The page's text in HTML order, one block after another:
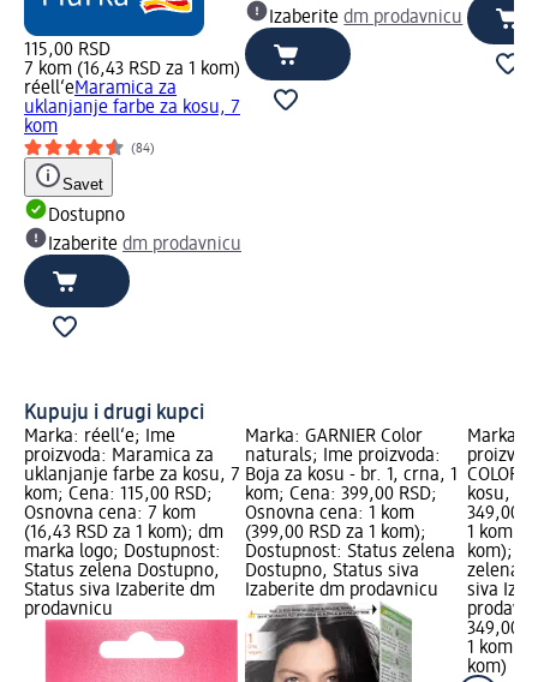
115,00 RSD
7 kom (16,43 RSD za 1 kom)
réell‘eMaramica za
uklanjanje farbe za kosu, 7
kom
(84)
Savet
Dostupno
Izaberite dm prodavnicu
Izaberitedm prodavnicu
Kupuju i drugi kupci
Marka: réell‘e; Ime
proizvoda: Maramica za
uklanjanje farbe za kosu, 7
kom; Cena: 115,00 RSD;
Osnovna cena: 7 kom
(16,43 RSD za 1 kom); dm
marka logo; Dostupnost:
Status zelena Dostupno,
Status siva Izaberite dm
prodavnicu
Marka: GARNIER Color
naturals; Ime proizvoda:
Boja za kosu - br. 1, crna, 1
kom; Cena: 399,00 RSD;
Osnovna cena: 1 kom
(399,00 RSD za 1 kom);
Dostupnost: Status zelena
Dostupno, Status siva
Izaberite dm prodavnicu
Marka:
COLOR
kosu, 1
349,00
1 kom
kom);
zelena
siva
349,00
1 kom
kom)